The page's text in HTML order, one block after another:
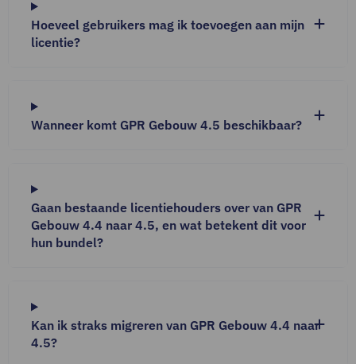
Hoeveel gebruikers mag ik toevoegen aan mijn
licentie?
Wanneer komt GPR Gebouw 4.5 beschikbaar?
Gaan bestaande licentiehouders over van GPR
Gebouw 4.4 naar 4.5, en wat betekent dit voor
hun bundel?
Kan ik straks migreren van GPR Gebouw 4.4 naar
4.5?